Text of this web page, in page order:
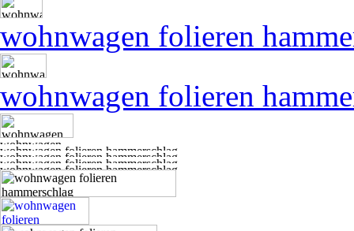
wohnwagen folieren
wohnwagen folieren